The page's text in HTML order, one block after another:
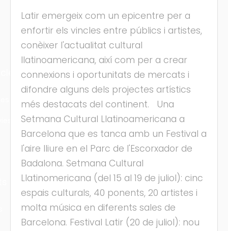
Latir emergeix com un epicentre per a
enfortir els vincles entre públics i artistes,
conèixer l'actualitat cultural
llatinoamericana, així com per a crear
connexions i oportunitats de mercats i
difondre alguns dels projectes artístics
més destacats del continent. Una
Setmana Cultural Llatinoamericana a
Barcelona que es tanca amb un Festival a
l'aire lliure en el Parc de l'Escorxador de
Badalona. Setmana Cultural
Llatinomericana (del 15 al 19 de juliol): cinc
espais culturals, 40 ponents, 20 artistes i
molta música en diferents sales de
Barcelona. Festival Latir (20 de juliol): nou